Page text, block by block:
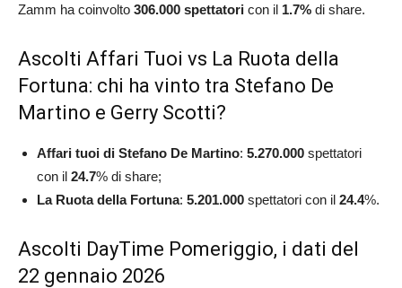
Zamm ha coinvolto 306.000 spettatori con il 1.7% di share.
Ascolti Affari Tuoi vs La Ruota della
Fortuna: chi ha vinto tra Stefano De
Martino e Gerry Scotti?
Affari tuoi di Stefano De Martino: 5.270.000 spettatori
con il 24.7% di share;
La Ruota della Fortuna: 5.201.000 spettatori con il 24.4%.
Ascolti DayTime Pomeriggio, i dati del
22 gennaio 2026